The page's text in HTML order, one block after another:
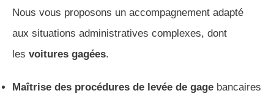
Nous vous proposons un accompagnement adapté
aux situations administratives complexes, dont
les voitures gagées.
Maîtrise des procédures de levée de gage bancaires